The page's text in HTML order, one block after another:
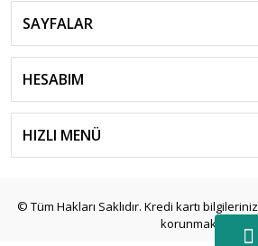
SAYFALAR
HESABIM
HIZLI MENÜ
© Tüm Hakları Saklıdır. Kredi kartı
korunmaktadır.